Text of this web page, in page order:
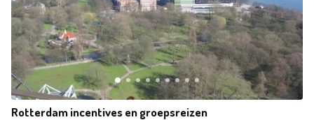
Rotterdam incentives en groepsreizen